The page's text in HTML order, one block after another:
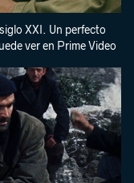
XXI. Un perfecto
ver en Prime Video